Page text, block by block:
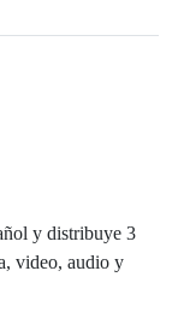
y distribuye 3
video, audio y